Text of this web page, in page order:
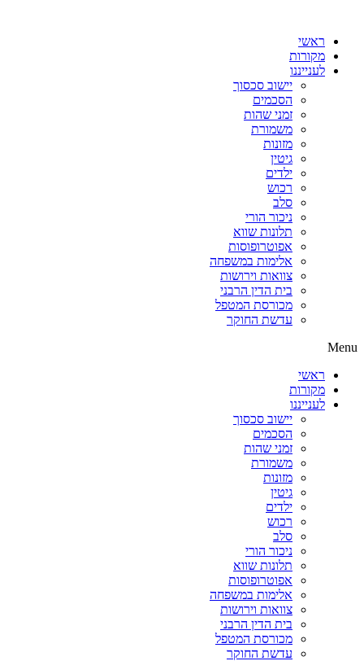
ראשי
מקורות
לענייננו
יישוב סכסוך
הסכמים
זמני שהות
משמורת
מזונות
גיטין
ילדים
רכוש
סלב
ניכור הורי
תלונות שווא
אפוטרופוסות
אלימות במשפחה
צוואות וירושות
בית הדין הרבני
מכורסת המטפל
עדשת החוקר
Menu
ראשי
מקורות
לענייננו
יישוב סכסוך
הסכמים
זמני שהות
משמורת
מזונות
גיטין
ילדים
רכוש
סלב
ניכור הורי
תלונות שווא
אפוטרופוסות
אלימות במשפחה
צוואות וירושות
בית הדין הרבני
מכורסת המטפל
עדשת החוקר